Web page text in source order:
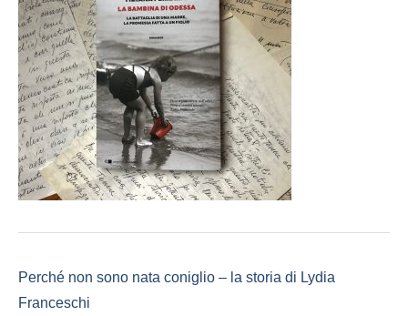
Perché non sono nata coniglio – la storia di Lydia
Franceschi